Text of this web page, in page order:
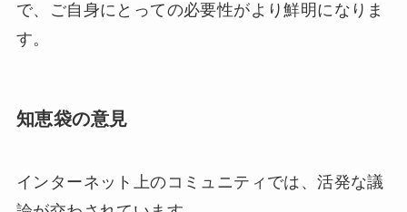
で、ご自身にとっての必要性がより鮮明になりま
す。
知恵袋の意見
インターネット上のコミュニティでは、活発な議